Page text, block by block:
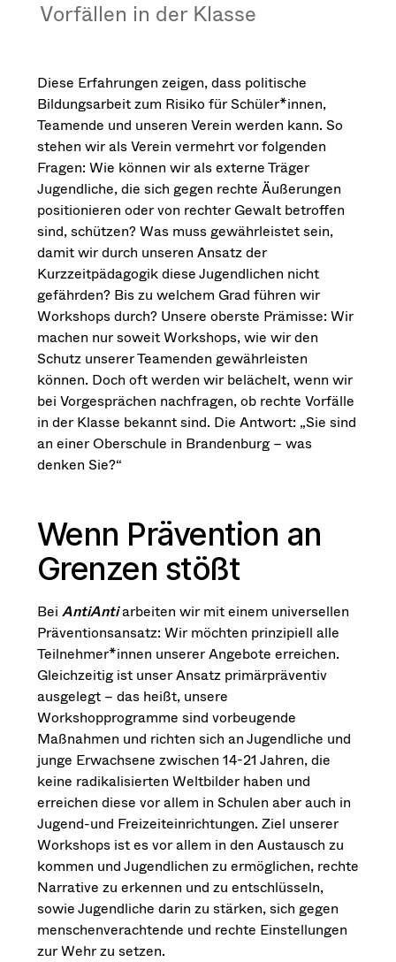
Vorfällen in der Klasse
Diese Erfahrungen zeigen, dass politische
Bildungsarbeit zum Risiko für Schüler*innen,
Teamende und unseren Verein werden kann. So
stehen wir als Verein vermehrt vor folgenden
Fragen: Wie können wir als externe Träger
Jugendliche, die sich gegen rechte Äußerungen
positionieren oder von rechter Gewalt betroffen
sind, schützen? Was muss gewährleistet sein,
damit wir durch unseren Ansatz der
Kurzzeitpädagogik diese Jugendlichen nicht
gefährden? Bis zu welchem Grad führen wir
Workshops durch? Unsere oberste Prämisse: Wir
machen nur soweit Workshops, wie wir den
Schutz unserer Teamenden gewährleisten
können. Doch oft werden wir belächelt, wenn wir
bei Vorgesprächen nachfragen, ob rechte Vorfälle
in der Klasse bekannt sind. Die Antwort: „Sie sind
an einer Oberschule in Brandenburg – was
denken Sie?“
Wenn Prävention an
Grenzen stößt
Bei AntiAntiarbeiten wir mit einem universellen
Präventionsansatz: Wir möchten prinzipiell alle
Teilnehmer*innen unserer Angebote erreichen.
Gleichzeitig ist unser Ansatz primärpräventiv
ausgelegt – das heißt, unsere
Workshopprogramme sind vorbeugende
Maßnahmen und richten sich an Jugendliche und
junge Erwachsene zwischen 14-21 Jahren, die
keine radikalisierten Weltbilder haben und
erreichen diese vor allem in Schulen aber auch in
Jugend-und Freizeiteinrichtungen. Ziel unserer
Workshops ist es vor allem in den Austausch zu
kommen und Jugendlichen zu ermöglichen, rechte
Narrative zu erkennen und zu entschlüsseln,
sowie Jugendliche darin zu stärken, sich gegen
menschenverachtende und rechte Einstellungen
zur Wehr zu setzen.